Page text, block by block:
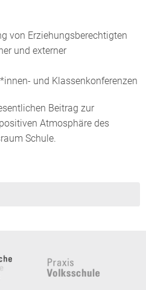
von Erziehungsberechtigten
und externer
und Klassenkonferenzen
Beitrag zur
Atmosphäre des
Schule.